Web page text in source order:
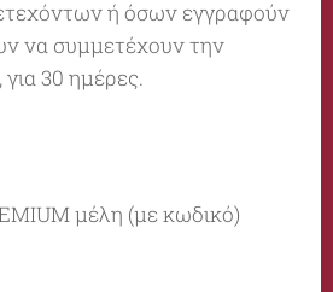
ή όσων εγγραφούν
να συμμετέχουν την
30 ημέρες.
μέλη (με κωδικό)